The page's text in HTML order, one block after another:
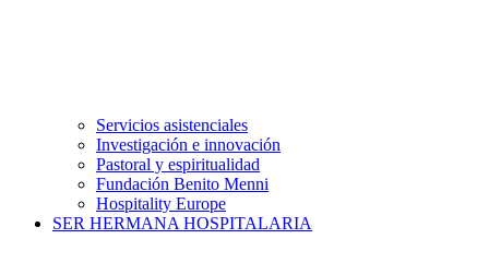
Servicios asistenciales
Investigación e innovación
Pastoral y espiritualidad
Fundación Benito Menni
Hospitality Europe
SER HERMANA HOSPITALARIA